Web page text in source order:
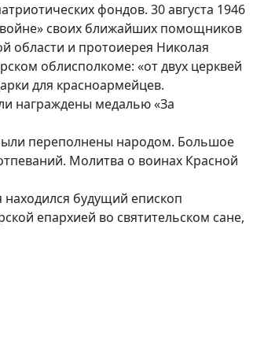
фондов. 30 августа 1946
войне» своих ближайших помощников
области и протоиерея Николая
облисполкоме: «от двух церквей
для красноармейцев.
награждены медалью «За
переполнены народом. Большое
Молитва о воинах Красной
будущий епископ
епархией во святительском сане,